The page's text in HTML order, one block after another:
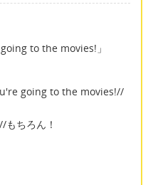
to the movies!」
going to the movies!//
もちろん！